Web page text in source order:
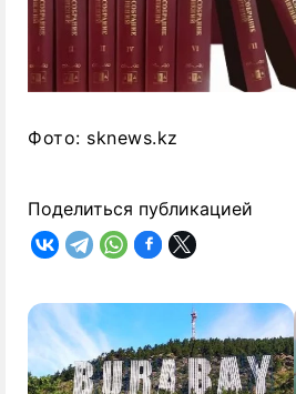
Фото: sknews.kz
Поделиться публикацией